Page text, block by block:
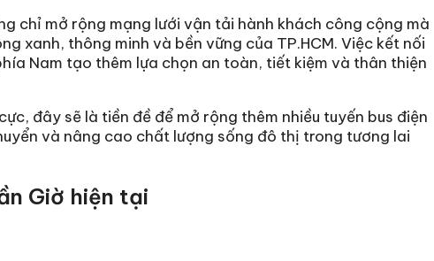
chỉ mở rộng mạng lưới vận tải hành khách công cộng mà
xanh, thông minh và bền vững của TP.HCM. Việc kết nối
Nam tạo thêm lựa chọn an toàn, tiết kiệm và thân thiện
đây sẽ là tiền đề để mở rộng thêm nhiều tuyến bus điện
và nâng cao chất lượng sống đô thị trong tương lai
Giờ hiện tại